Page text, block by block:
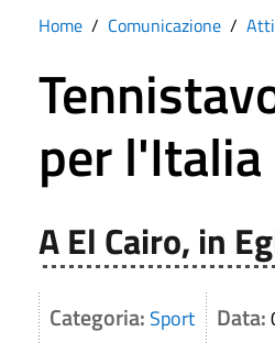
Home Comunicazione
per l'Italia
A El Cairo, in
Categoria: Sport Data: